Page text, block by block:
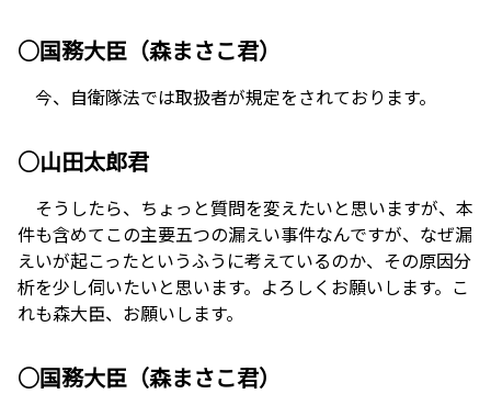
○国務大臣（森まさこ君）
今、自衛隊法では取扱者が規定をされております。
○山田太郎君
そうしたら、ちょっと質問を変えたいと思いますが、本
件も含めてこの主要五つの漏えい事件なんですが、なぜ漏
えいが起こったというふうに考えているのか、その原因分
析を少し伺いたいと思います。よろしくお願いします。こ
れも森大臣、お願いします。
○国務大臣（森まさこ君）